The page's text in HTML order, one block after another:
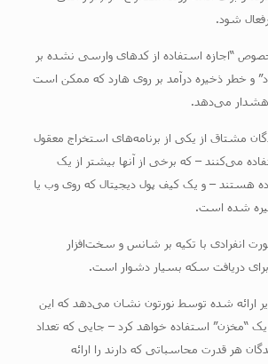
شود.
“اجازه استفاده از کدهای وارسی نشده بر
و خطر ذخیره درآمد بر روی هارد که ممکن است
هشدار می‌دهد.
مشتاق از یکی از برنامه‌های استخراج معقول
می‌کنند – که برخی از آنها بیشتر از یک
هستند – و یک کیف پول دیجیتال که روی وب یا
شده است.
انفرادی با تکیه بر شانس و سخت‌افزار
دریافت سکه بسیار دشوار است.
ارائه شده توسط نورتون نشان می‌دهد که این
“مخزن” استفاده خواهد کرد – جایی که تعداد
هر قدرت محاسباتی که دارند را ارائه